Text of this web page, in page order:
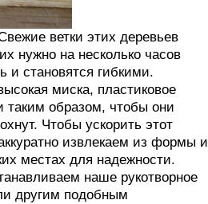
ветки этих деревьев
нужно на несколько часов
и становятся гибкими.
миска, пластиковое
таким образом, чтобы они
Чтобы ускорить этот
извлекаем из формы и
местах для надежности.
наше рукотворное
другим подобным